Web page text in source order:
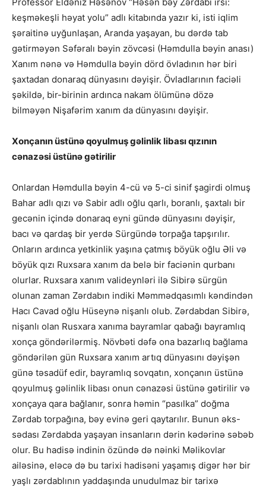
keşməkeşli həyat yolu” adlı kitabında yazır ki, isti iqlim
şəraitinə uyğunlaşan, Aranda yaşayan, bu dərdə tab
gətirməyən Səfəralı bəyin zövcəsi (Həmdulla bəyin anası)
Xanım nənə və Həmdulla bəyin dörd övladının hər biri
şaxtadan donaraq dünyasını dəyişir. Övladlarının faciəli
şəkildə, bir-birinin ardınca nakam ölümünə dözə
bilməyən Nişafərim xanım da dünyasını dəyişir.
Xonçanın üstünə qoyulmuş gəlinlik libası qızının
cənazəsi üstünə gətirilir
Onlardan Həmdulla bəyin 4-cü və 5-ci sinif şagirdi olmuş
Bahar adlı qızı və Sabir adlı oğlu qarlı, boranlı, şaxtalı bir
gecənin içində donaraq eyni gündə dünyasını dəyişir,
bacı və qardaş bir yerdə Sürgündə torpağa tapşırılır.
Onların ardınca yetkinlik yaşına çatmış böyük oğlu Əli və
böyük qızı Ruxsara xanım da belə bir faciənin qurbanı
olurlar. Ruxsara xanım valideynləri ilə Sibirə sürgün
olunan zaman Zərdabın indiki Məmmədqasımlı kəndindən
Hacı Cavad oğlu Hüseynə nişanlı olub. Zərdabdan Sibirə,
nişanlı olan Rusxara xanıma bayramlar qabağı bayramlıq
xonça göndərilərmiş. Növbəti dəfə ona bazarlıq bağlama
göndərilən gün Ruxsara xanım artıq dünyasını dəyişən
günə təsadüf edir, bayramlıq sovqatın, xonçanın üstünə
qoyulmuş gəlinlik libası onun cənazəsi üstünə gətirilir və
xonçaya qara bağlanır, sonra həmin “pasılka” doğma
Zərdab torpağına, bəy evinə geri qaytarılır. Bunun əks-
sədası Zərdabda yaşayan insanların dərin kədərinə səbəb
olur. Bu hadisə indinin özündə də nəinki Məlikovlar
ailəsinə, eləcə də bu tarixi hadisəni yaşamış digər hər bir
yaşlı zərdablının yaddaşında unudulmaz bir tarixə